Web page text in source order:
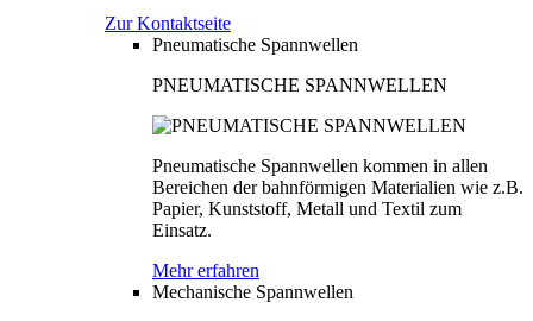
Zur Kontaktseite
Pneumatische Spannwellen
PNEUMATISCHE SPANNWELLEN
Pneumatische Spannwellen kommen in allen
Bereichen der bahnförmigen Materialien wie z.B.
Papier, Kunststoff, Metall und Textil zum
Einsatz.
Mehr erfahren
Mechanische Spannwellen